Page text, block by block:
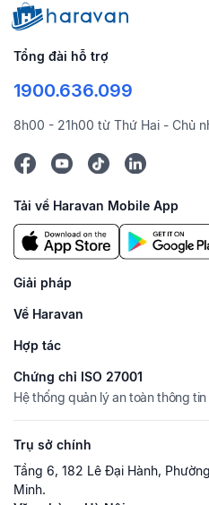
Tổng đài hỗ trợ
1900.636.099
8h00 - 21h00 từ Thứ Hai - Chủ
Tải về Haravan Mobile App
Giải pháp
Về Haravan
Hợp tác
Chứng chỉ ISO 27001
Hệ thống quản lý an toàn thông tin
Trụ sở chính
Tầng 6, 182 Lê Đại Hành,
Minh.